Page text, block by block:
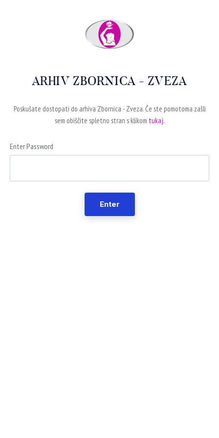
ARHIV ZBORNICA - ZVEZA
Poskušate dostopati do arhiva Zbornica - Zveza. Če ste pomotoma zašli
sem obiščite spletno stran s klikom tukaj.
Enter Password
Enter